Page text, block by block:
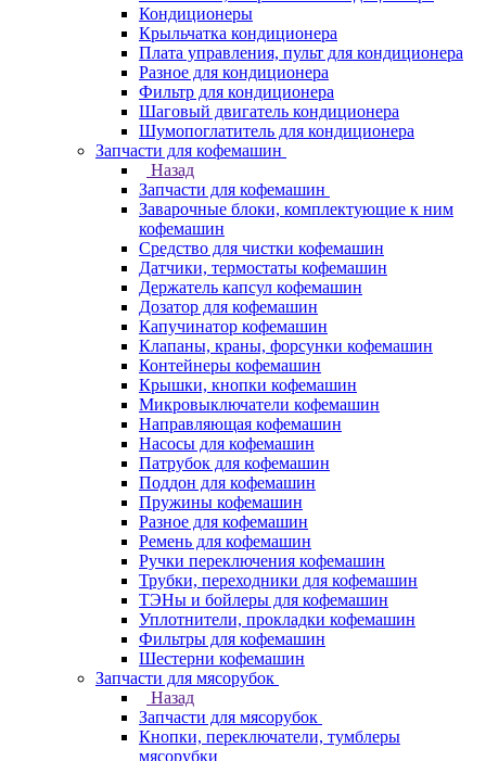
Кондиционеры
Крыльчатка кондиционера
Плата управления, пульт для кондиционера
Разное для кондиционера
Фильтр для кондиционера
Шаговый двигатель кондиционера
Шумопоглатитель для кондиционера
Запчасти для кофемашин
Назад
Запчасти для кофемашин
Заварочные блоки, комплектующие к ним
кофемашин
Средство для чистки кофемашин
Датчики, термостаты кофемашин
Держатель капсул кофемашин
Дозатор для кофемашин
Капучинатор кофемашин
Клапаны, краны, форсунки кофемашин
Контейнеры кофемашин
Крышки, кнопки кофемашин
Микровыключатели кофемашин
Направляющая кофемашин
Насосы для кофемашин
Патрубок для кофемашин
Поддон для кофемашин
Пружины кофемашин
Разное для кофемашин
Ремень для кофемашин
Ручки переключения кофемашин
Трубки, переходники для кофемашин
ТЭНы и бойлеры для кофемашин
Уплотнители, прокладки кофемашин
Фильтры для кофемашин
Шестерни кофемашин
Запчасти для мясорубок
Назад
Запчасти для мясорубок
Кнопки, переключатели, тумблеры
мясорубки